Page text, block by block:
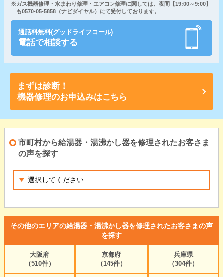
※ガス機器修理・水まわり修理・エアコン修理に関しては、夜間【19:00～9:00】
も0570-05-5858（ナビダイヤル）にて受付しております。
通話料無料(グッドライフコール)
電話で相談する
まずは診断！
機器修理のお申込みはこちら
市町村から給湯器・湯沸かし器を修理されたお客さま
の声を探す
その他のエリアの給湯器・湯沸かし器を修理されたお客さまの声
を探す
大阪府
（510件）
京都府
（145件）
兵庫県
（304件）